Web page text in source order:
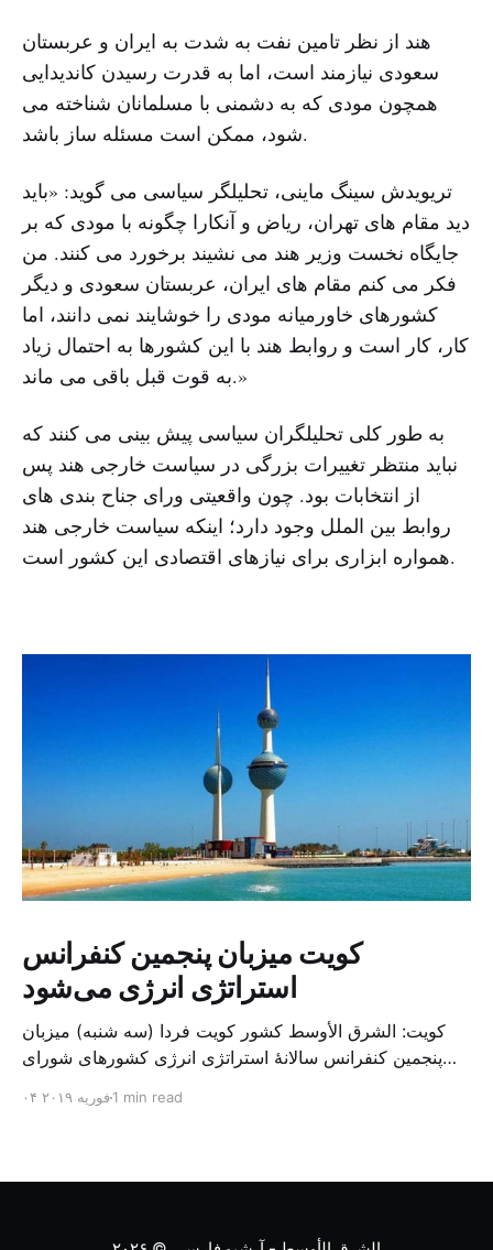
هند از نظر تامین نفت به شدت به ایران و عربستان
سعودی نیازمند است، اما به قدرت رسیدن کاندیدایی
همچون مودی که به دشمنی با مسلمانان شناخته می
شود، ممکن است مسئله ساز باشد.
تریویدش سینگ ماینی، تحلیلگر سیاسی می گوید: «باید
دید مقام های تهران، ریاض و آنکارا چگونه با مودی که بر
جایگاه نخست وزیر هند می نشیند برخورد می کنند. من
فکر می کنم مقام های ایران، عربستان سعودی و دیگر
کشورهای خاورمیانه مودی را خوشایند نمی دانند، اما
کار، کار است و روابط هند با این کشورها به احتمال زیاد
به قوت قبل باقی می ماند.»
به طور کلی تحلیلگران سیاسی پیش بینی می کنند که
نباید منتظر تغییرات بزرگی در سیاست خارجی هند پس
از انتخابات بود. چون واقعیتی ورای جناح بندی های
روابط بین الملل وجود دارد؛ اینکه سیاست خارجی هند
همواره ابزاری برای نیازهای اقتصادی این کشور است.
کویت میزبان پنجمین کنفرانس
استراتژی انرژی می‌شود
کویت: الشرق الأوسط کشور کویت فردا (سه شنبه) میزبان
پنجمین کنفرانس سالانهٔ استراتژی انرژی کشورهای شورای
متخصص از شرکت‌های جهانی نفت و گاز در این کنفرانس
۰۴ فوریه ۲۰۱۹1 min read